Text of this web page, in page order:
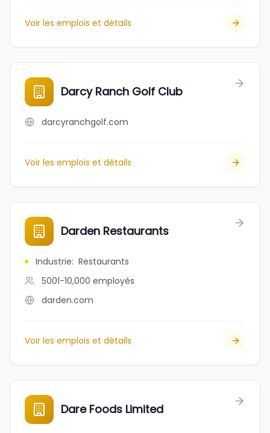
Voir les emplois et détails
Darcy Ranch Golf Club
darcyranchgolf.com
Voir les emplois et détails
Darden Restaurants
Industrie: Restaurants
5001-10,000 employés
darden.com
Voir les emplois et détails
Dare Foods Limited